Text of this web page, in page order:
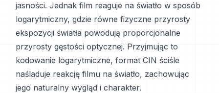
jasności. Jednak film reaguje na światło w sposób
logarytmiczny, gdzie równe fizyczne przyrosty
ekspozycji światła powodują proporcjonalne
przyrosty gęstości optycznej. Przyjmując to
kodowanie logarytmiczne, format CIN ściśle
naśladuje reakcję filmu na światło, zachowując
jego naturalny wygląd i charakter.